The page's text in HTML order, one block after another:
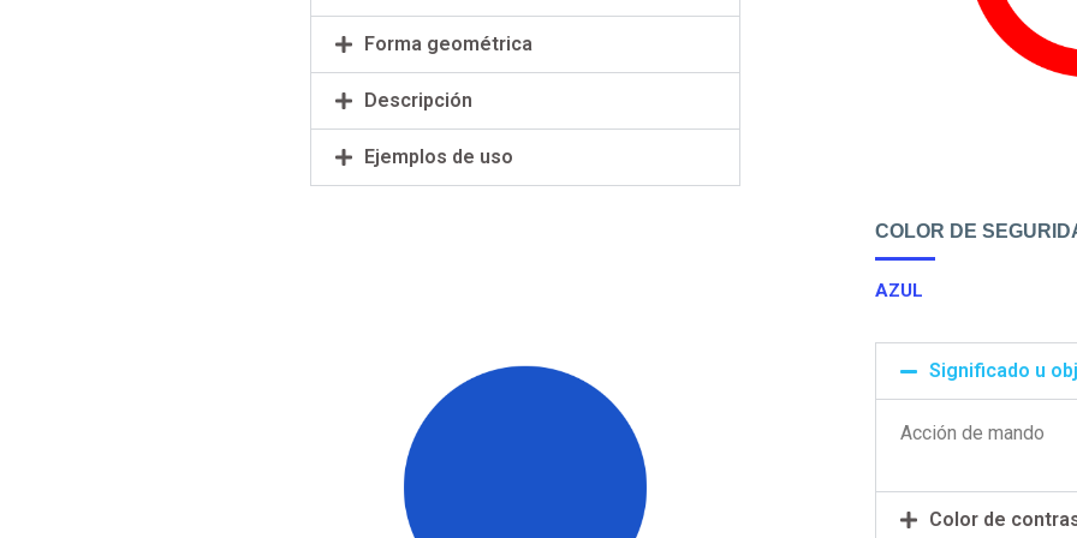
Forma geométrica
Descripción
Ejemplos de uso
COLOR DE
AZUL
Significado u
Acción de mando
Color de